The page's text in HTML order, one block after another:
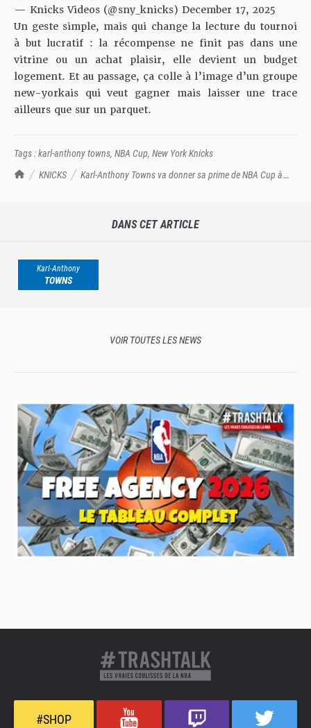
TrashTalk Actu NBA
KNICKS
Karl-Anthony Towns va donner sa prime de NBA Cup à
— Knicks Videos (@sny_knicks) December 17, 2025
Un geste simple, mais qui change la lecture du tournoi
à but lucratif : la récompense ne finit pas dans une
vitrine ou un achat plaisir, elle devient un budget
logement. Et au passage, ça colle à l’image d’un groupe
new-yorkais qui veut gagner mais laisser une trace
ailleurs que sur un parquet.
Tags :karl-anthony towns, NBA Cup, New York Knicks
DANS CET ARTICLE
Karl-Anthony
TOWNS
VOIR TOUTES LES NEWS
#SHOP